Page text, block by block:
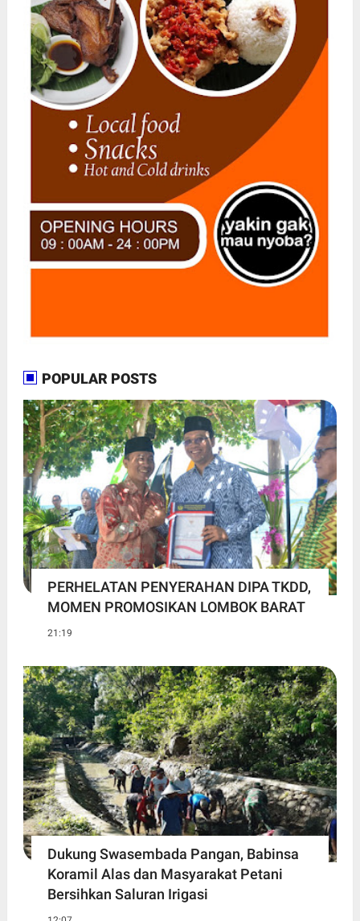
POPULAR POSTS
PERHELATAN PENYERAHAN DIPA TKDD,
MOMEN PROMOSIKAN LOMBOK BARAT
21:19
Dukung Swasembada Pangan, Babinsa
Koramil Alas dan Masyarakat Petani
Bersihkan Saluran Irigasi